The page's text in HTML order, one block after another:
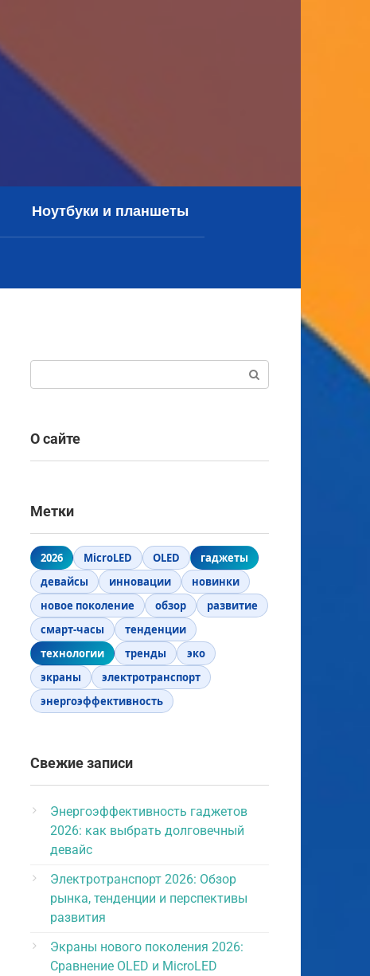
Ноутбуки и планшеты
О сайте
Метки
2026 MicroLED OLED
гаджеты
девайсы
инновации
новинки
новое поколение
обзор
развитие
смарт-часы
тенденции
технологии
тренды
эко
экраны
электротранспорт
энергоэффективность
Свежие записи
Энергоэффективность гаджетов
2026: как выбрать долговечный
девайс
Электротранспорт 2026: Обзор
рынка, тенденции и перспективы
развития
Экраны нового поколения 2026:
Сравнение OLED и MicroLED